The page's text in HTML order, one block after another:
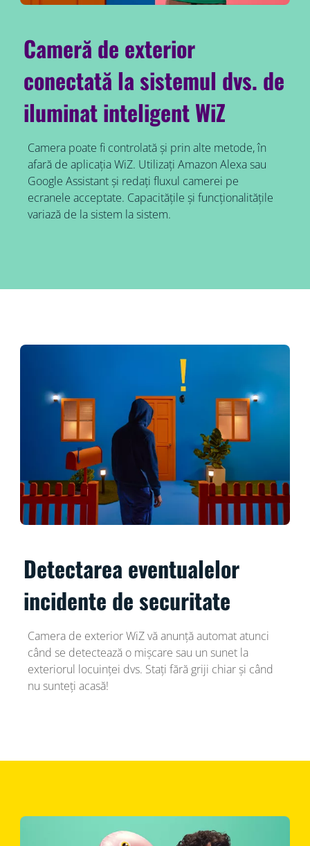
Cameră de exterior
conectată la sistemul dvs. de
iluminat inteligent WiZ
Camera poate fi controlată și prin alte metode, în
afară de aplicația WiZ. Utilizați Amazon Alexa sau
Google Assistant și redați fluxul camerei pe
ecranele acceptate. Capacitățile și funcționalitățile
variază de la sistem la sistem.
Detectarea eventualelor
incidente de securitate
Camera de exterior WiZ vă anunță automat atunci
când se detectează o mișcare sau un sunet la
exteriorul locuinței dvs. Stați fără griji chiar și când
nu sunteți acasă!